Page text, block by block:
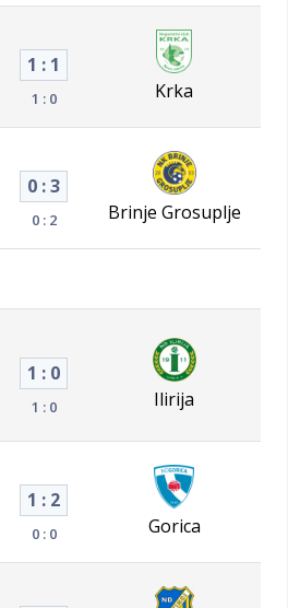
1 : 1
1 : 0 Krka
0 : 3
0 : 2 Brinje Grosuplje
1 : 0
1 : 0 Ilirija
1 : 2
0 : 0 Gorica